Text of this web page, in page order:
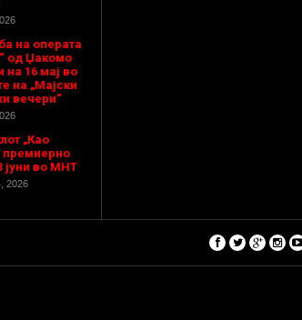
на операта
од Џакомо
на 16 мај во
на „Мајски
вечери“
„Као
премиерно
јуни во МНТ
2026